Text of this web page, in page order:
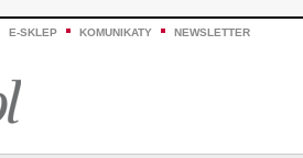
E-SKLEP KOMUNIKATY NEWSLETTER